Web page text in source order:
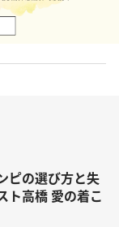
ピの選び方と失
ト高橋 愛の着こ